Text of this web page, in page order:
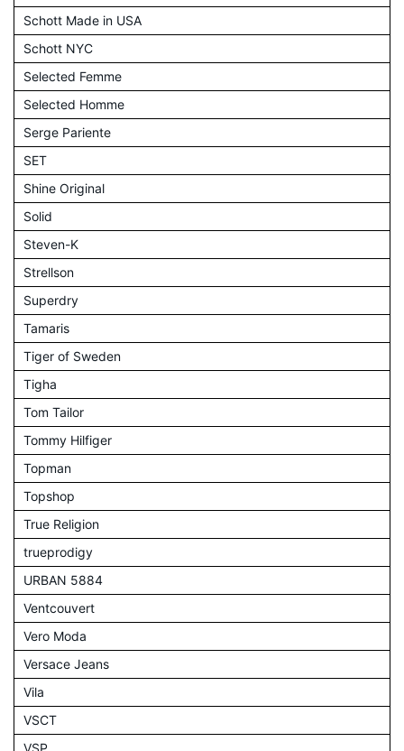
Schott Made in USA
Schott NYC
Selected Femme
Selected Homme
Serge Pariente
SET
Shine Original
Solid
Steven-K
Strellson
Superdry
Tamaris
Tiger of Sweden
Tigha
Tom Tailor
Tommy Hilfiger
Topman
Topshop
True Religion
trueprodigy
URBAN 5884
Ventcouvert
Vero Moda
Versace Jeans
Vila
VSCT
VSP